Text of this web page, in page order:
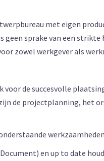
met eigen
geen sprake van een
zowel werkgever als
de succesvolle
de projectplanning, het
en up to date